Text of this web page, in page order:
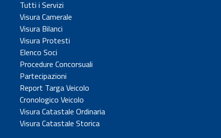
Tutti i Servizi
Visura Camerale
Visura Bilanci
Visura Protesti
Elenco Soci
Procedure Concorsuali
Partecipazioni
Report Targa Veicolo
Cronologico Veicolo
Visura Catastale Ordinaria
Visura Catastale Storica